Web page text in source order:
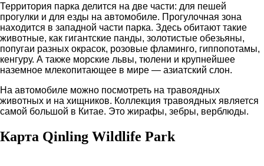
Территория парка делится на две части: для пешей
прогулки и для езды на автомобиле. Прогулочная зона
находится в западной части парка. Здесь обитают такие
животные, как гигантские панды, золотистые обезьяны,
попугаи разных окрасок, розовые фламинго, гиппопотамы,
кенгуру. А также морские львы, тюлени и крупнейшее
наземное млекопитающее в мире — азиатский слон.
На автомобиле можно посмотреть на травоядных
животных и на хищников. Коллекция травоядных является
самой большой в Китае. Это жирафы, зебры, верблюды.
Карта Qinling Wildlife Park